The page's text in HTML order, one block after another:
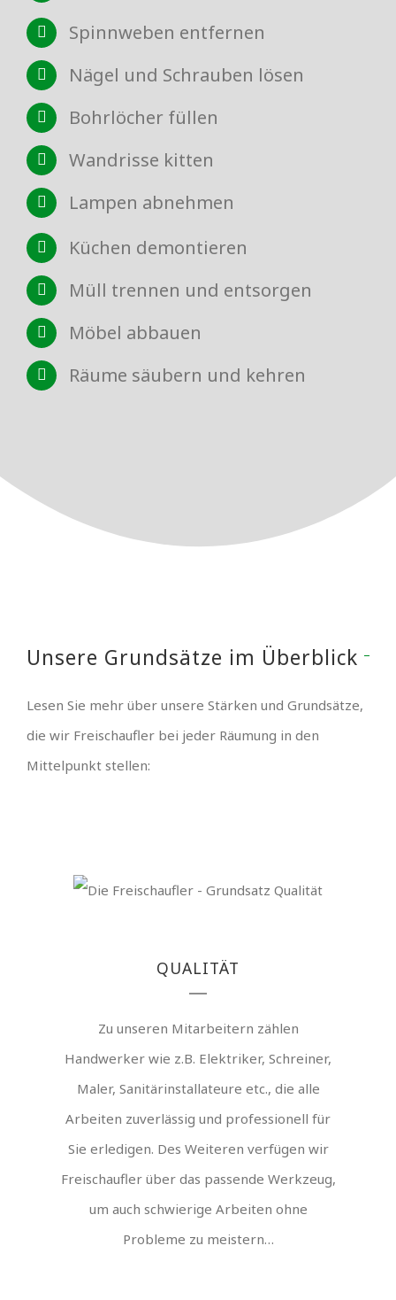
Spinnweben entfernen
Nägel und Schrauben lösen
Bohrlöcher füllen
Wandrisse kitten
Lampen abnehmen
Küchen demontieren
Müll trennen und entsorgen
Möbel abbauen
Räume säubern und kehren
Unsere Grundsätze im Überblick
Lesen Sie mehr über unsere Stärken und Grundsätze,
die wir Freischaufler bei jeder Räumung in den
Mittelpunkt stellen:
QUALITÄT
Zu unseren Mitarbeitern zählen
Handwerker wie z.B. Elektriker, Schreiner,
Maler, Sanitärinstallateure etc., die alle
Arbeiten zuverlässig und professionell für
Sie erledigen. Des Weiteren verfügen wir
Freischaufler über das passende Werkzeug,
um auch schwierige Arbeiten ohne
Probleme zu meistern…